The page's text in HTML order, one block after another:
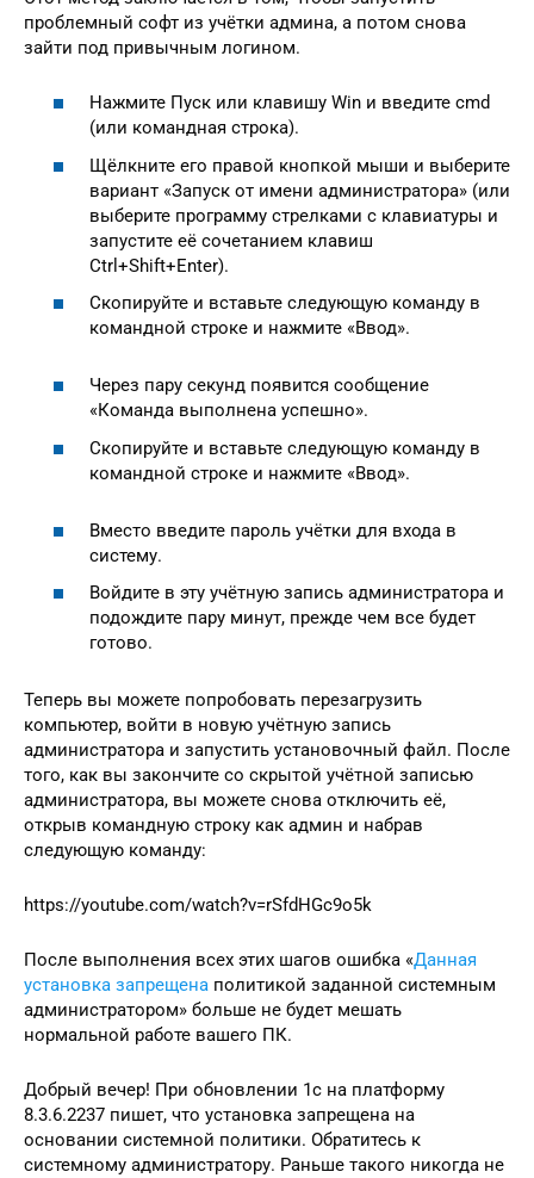
проблемный софт из учётки админа, а потом снова
зайти под привычным логином.
Нажмите Пуск или клавишу Win и введите cmd
(или командная строка).
Щёлкните его правой кнопкой мыши и выберите
вариант «Запуск от имени администратора» (или
выберите программу стрелками с клавиатуры и
запустите её сочетанием клавиш
Ctrl+Shift+Enter).
Скопируйте и вставьте следующую команду в
командной строке и нажмите «Ввод».
Через пару секунд появится сообщение
«Команда выполнена успешно».
Скопируйте и вставьте следующую команду в
командной строке и нажмите «Ввод».
Вместо введите пароль учётки для входа в
систему.
Войдите в эту учётную запись администратора и
подождите пару минут, прежде чем все будет
готово.
Теперь вы можете попробовать перезагрузить
компьютер, войти в новую учётную запись
администратора и запустить установочный файл. После
того, как вы закончите со скрытой учётной записью
администратора, вы можете снова отключить её,
открыв командную строку как админ и набрав
следующую команду:
https://youtube.com/watch?v=rSfdHGc9o5k
После выполнения всех этих шагов ошибка «Данная
установка запрещена политикой заданной системным
администратором» больше не будет мешать
нормальной работе вашего ПК.
Добрый вечер! При обновлении 1с на платформу
8.3.6.2237 пишет, что установка запрещена на
основании системной политики. Обратитесь к
системному администратору. Раньше такого никогда не